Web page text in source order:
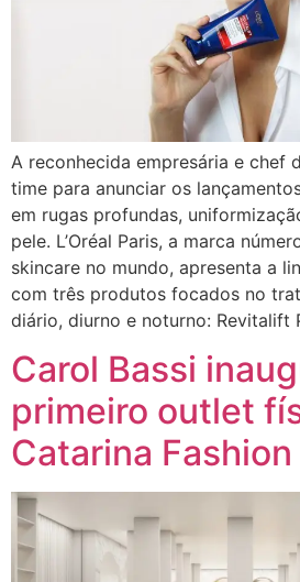
A reconhecida empresária e chef
time para anunciar os
em rugas profundas,
pele. L’Oréal Paris, a marca
skincare no mundo, apresenta a
com três produtos focados no
diário, diurno e noturno: Revitalift
Carol Bassi
primeiro outlet
Catarina